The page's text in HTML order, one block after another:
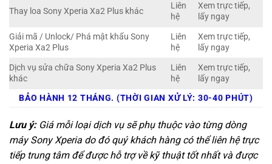
Thay loa Sony Xperia Xa2 Plus khác
Liên
hệ
Xem trực tiếp,
lấy ngay
Giải mã / Unlock/ Phá mật khẩu Sony
Xperia Xa2 Plus
Liên
hệ
Xem trực tiếp,
lấy ngay
Dịch vụ sửa chữa Sony Xperia Xa2 Plus
khác
Liên
hệ
Xem trực tiếp,
lấy ngay
BẢO HÀNH 12 THÁNG. (THỜI GIAN XỬ LÝ: 30-40 PHÚT)
Lưu ý:Giá mỗi loại dịch vụ sẽ phụ thuộc vào từng dòng
máy Sony Xperia do đó quý khách hàng có thể liên hệ trực
tiếp trung tâm để được hỗ trợ về kỹ thuật tốt nhất và được